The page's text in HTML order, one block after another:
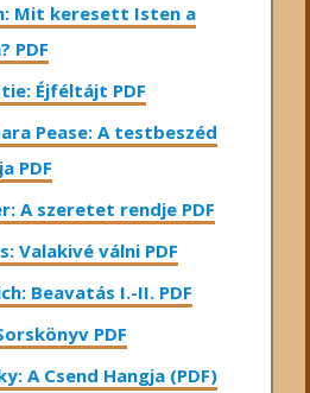
Mit keresett Isten a
PDF
Éjféltájt PDF
Pease: A testbeszéd
PDF
A ​szeretet rendje PDF
Valakivé válni PDF
Beavatás I.-II. PDF
PDF
A Csend Hangja (PDF)